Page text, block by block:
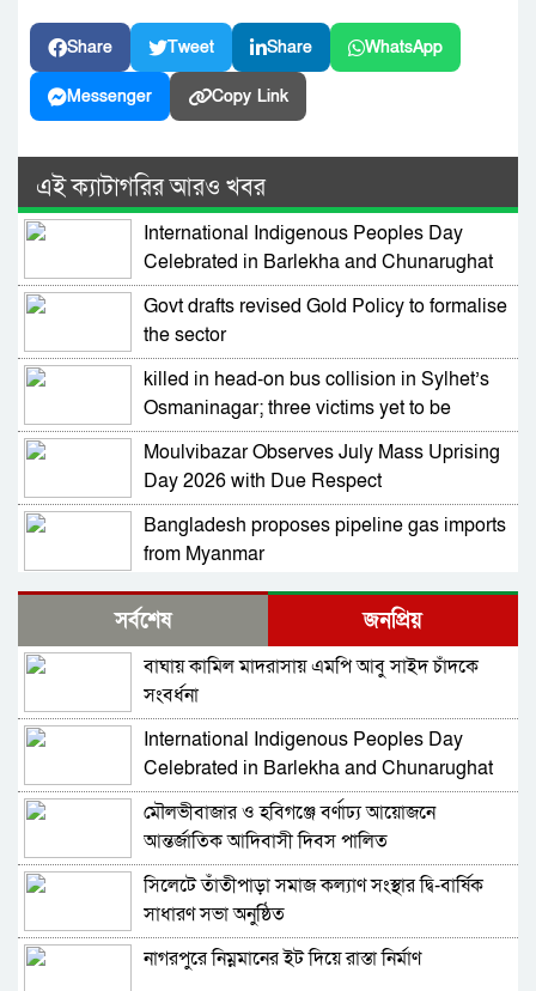
Share Tweet Share WhatsApp
Messenger Copy Link
এই ক্যাটাগরির আরও খবর
International Indigenous Peoples Day
Celebrated in Barlekha and Chunarughat
Govt drafts revised Gold Policy to formalise
the sector
killed in head-on bus collision in Sylhet’s
Osmaninagar; three victims yet to be
identified
Moulvibazar Observes July Mass Uprising
Day 2026 with Due Respect
Bangladesh proposes pipeline gas imports
from Myanmar
Dream of Train Connectivity to Jaflong
Moves Forward as Minister Pushes Rail
Development in Sylhet
Mystery Deaths Spark Concern in Lakhai;
Alcohol-Based Liquid Consumption
Alleged
NCP Leaders Barred from Entering
Habiganj Amid Section 144 Restrictions,
Complaint Filed at Kamai Chhara Police
Outpost
NCP Alleges Attack on Motorcade in
Habiganj; Sarjis, Nasir Among 15 Injured
Amid Political Tensions
Prof Mojammel Haque Takes Charge as
VC of Habiganj Agricultural University
Ad-din Hospital regains licence after
সর্বশেষ জনপ্রিয়
বাঘায় কামিল মাদরাসায় এমপি আবু সাইদ চাঁদকে
সংবর্ধনা
International Indigenous Peoples Day
Celebrated in Barlekha and Chunarughat
মৌলভীবাজার ও হবিগঞ্জে বর্ণাঢ্য আয়োজনে
আন্তর্জাতিক আদিবাসী দিবস পালিত
সিলেটে তাঁতীপাড়া সমাজ কল্যাণ সংস্থার দ্বি-বার্ষিক
সাধারণ সভা অনুষ্ঠিত
নাগরপুরে নিম্নমানের ইট দিয়ে রাস্তা নির্মাণ